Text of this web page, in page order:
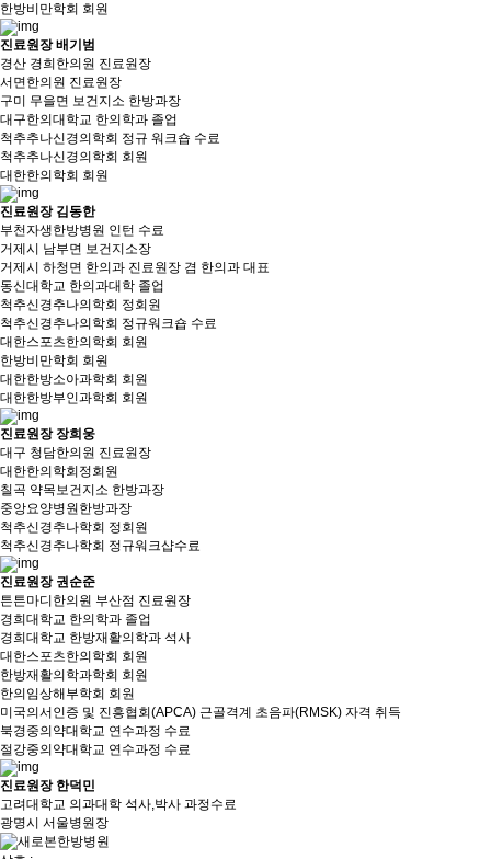
한방비만학회 회원
진료원장 배기범
경산 경희한의원 진료원장
서면한의원 진료원장
구미 무을면 보건지소 한방과장
대구한의대학교 한의학과 졸업
척추추나신경의학회 정규 워크숍 수료
척추추나신경의학회 회원
대한한의학회 회원
진료원장 김동한
부천자생한방병원 인턴 수료
거제시 남부면 보건지소장
거제시 하청면 한의과 진료원장 겸 한의과 대표
동신대학교 한의과대학 졸업
척추신경추나의학회 정회원
척추신경추나의학회 정규워크숍 수료
대한스포츠한의학회 회원
한방비만학회 회원
대한한방소아과학회 회원
대한한방부인과학회 회원
진료원장 장희웅
대구 청담한의원 진료원장
대한한의학회정회원
칠곡 약목보건지소 한방과장
중앙요양병원한방과장
척추신경추나학회 정회원
척추신경추나학회 정규워크샵수료
진료원장 권순준
튼튼마디한의원 부산점 진료원장
경희대학교 한의학과 졸업
경희대학교 한방재활의학과 석사
대한스포츠한의학회 회원
한방재활의학과학회 회원
한의임상해부학회 회원
미국의서인증 및 진흥협회(APCA) 근골격계 초음파(RMSK) 자격 취득
북경중의약대학교 연수과정 수료
절강중의약대학교 연수과정 수료
진료원장 한덕민
고려대학교 의과대학 석사,박사 과정수료
광명시 서울병원장